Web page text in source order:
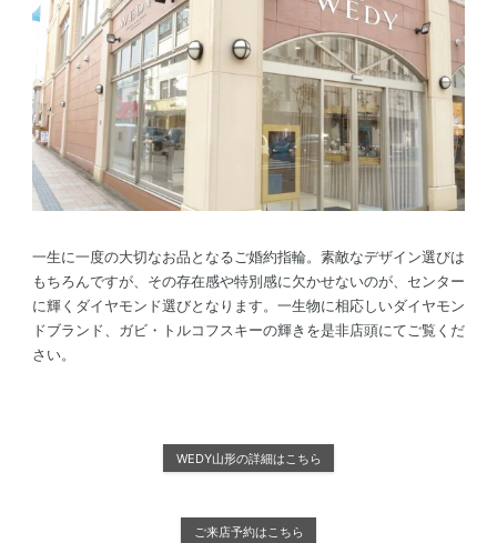
一生に一度の大切なお品となるご婚約指輪。素敵なデザイン選びは
もちろんですが、その存在感や特別感に欠かせないのが、センター
に輝くダイヤモンド選びとなります。一生物に相応しいダイヤモン
ドブランド、ガビ・トルコフスキーの輝きを是非店頭にてご覧くだ
さい。
WEDY山形の詳細はこちら
ご来店予約はこちら